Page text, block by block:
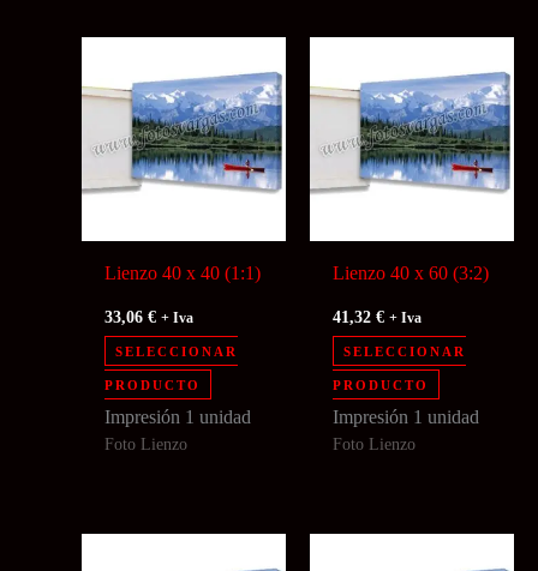
Lienzo 40 x 40 (1:1)
33,06€ + Iva
SELECCIONAR
PRODUCTO
Impresión 1 unidad
Foto Lienzo
Lienzo 40 x 60 (3:2)
41,32€ + Iva
SELECCIONAR
PRODUCTO
Impresión 1 unidad
Foto Lienzo